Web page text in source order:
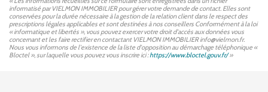
informatisé par VIELMON IMMOBILIER pour gérer votre demande de contact. Elles sont
conservées pour la durée nécessaire à la gestion de la relation client dans le respect des
prescriptions légales applicables et sont destinées à nos conseillers Conformément à la loi
« informatique et libertés », vous pouvez exercer votre droit d'accès aux données vous
concernant et les faire rectifier en contactant VIELMON IMMOBILIER info@vielmon.fr.
Nous vous informons de l'existence de la liste d'opposition au démarchage téléphonique «
Bloctel », sur laquelle vous pouvez vous inscrire ici :https://www.bloctel.gouv.fr/»